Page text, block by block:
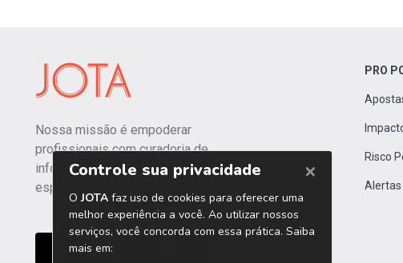
Nossa missão é empoderar
profissionais com curadoria de
informações independentes e
especializadas.
CONHEÇA O JOTA PRO
PRO
Risco
Alertas